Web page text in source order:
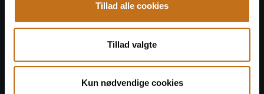
Tillad alle cookies
Tillad valgte
Kun nødvendige cookies